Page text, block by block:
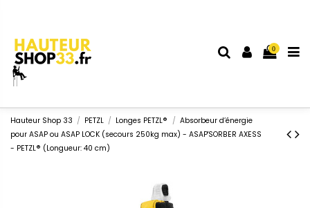
0
Hauteur Shop 33 PETZL Longes PETZL®
Absorbeur d’énergie
pour ASAP ou ASAP LOCK (secours 250kg max) - ASAP'SORBER AXESS
- PETZL® (Longueur: 40 cm)